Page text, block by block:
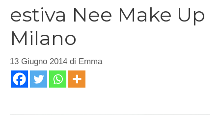
estiva Nee Make Up
Milano
13 Giugno 2014 di Emma